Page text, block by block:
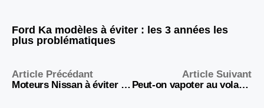
Ford Ka modèles à éviter : les 3 années les
plus problématiques
Article Précédant
Moteurs Nissan à éviter : les pires motorisations qui ruinent votre budget
Article Suivant
Peut-on vapoter au volant ?